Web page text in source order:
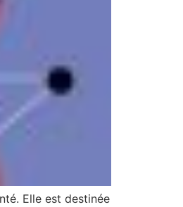
Elle est destinée